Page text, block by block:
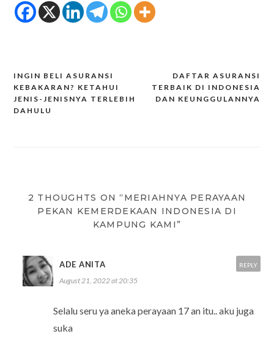
Post
navigation
DAFTAR ASURANSI
TERBAIK DI INDONESIA
DAN KEUNGGULANNYA
INGIN BELI ASURANSI
KEBAKARAN? KETAHUI
JENIS-JENISNYA TERLEBIH
DAHULU
2 THOUGHTS ON “MERIAHNYA PERAYAAN
PEKAN KEMERDEKAAN INDONESIA DI
KAMPUNG KAMI”
ADE ANITA
August 21, 2022 at 20:35
Selalu seru ya aneka perayaan 17 an itu.. aku juga
suka
REPLY